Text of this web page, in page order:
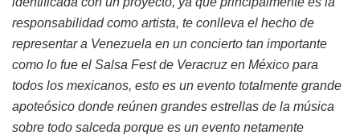
responsabilidad como artista, te conlleva el hecho de
representar a Venezuela en un concierto tan importante
como lo fue el Salsa Fest de Veracruz en México para
todos los mexicanos, esto es un evento totalmente grande
apoteósico donde reúnen grandes estrellas de la música
sobre todo salceda porque es un evento netamente